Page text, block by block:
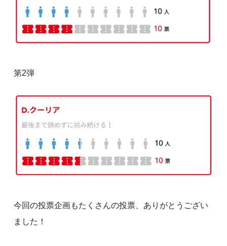
第2弾
今回の投票企画もたくさんの投票、ありがとうござい
ました！